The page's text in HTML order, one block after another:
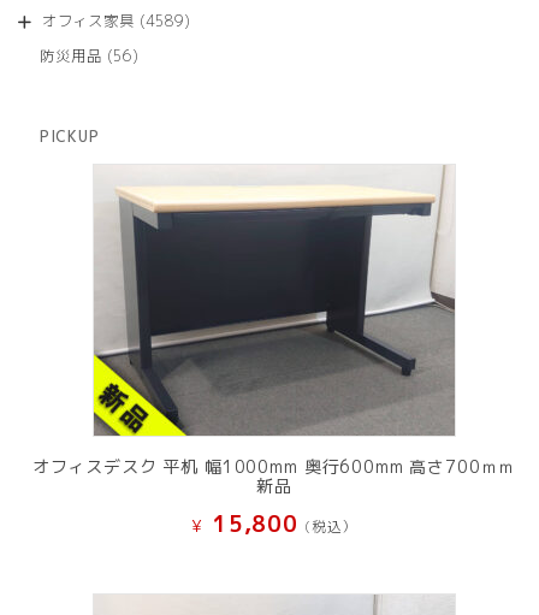
商
の
オフィス家具 45894589
防災用品 5656
PICKUP
オフィスデスク 平机 幅1000mm 奥行600mm 高さ700ｍｍ
新品
¥ 15,800 (税込）